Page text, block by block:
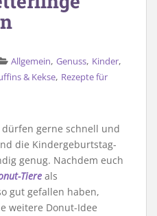
Allgemein, Genuss, Kinder,
& Kekse, Rezepte für
gerne schnell und
die Kindergeburtstag-
genug. Nachdem euch
Tiere als
gut gefallen haben,
weitere Donut-Idee